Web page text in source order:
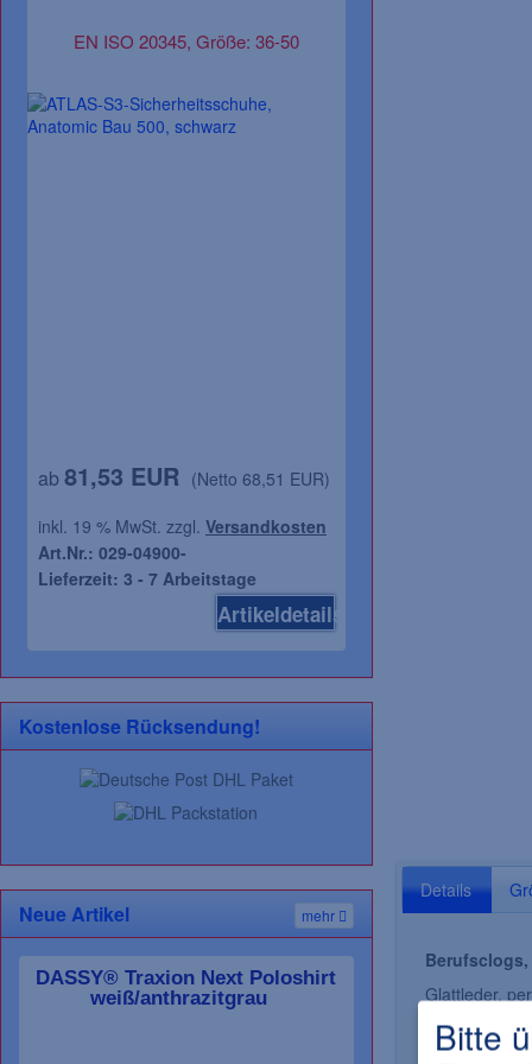
Bitte
Details
Berufsclogs,
Glattleder,
EN ISO 20345, Größe: 36-50
ab 81,53 EUR (Netto 68,51 EUR)
inkl. 19 % MwSt. zzgl. Versandkosten
Art.Nr.: 029-04900-
Lieferzeit: 3 - 7 Arbeitstage
Artikeldetails
Kostenlose Rücksendung!
mehr
Neue Artikel
DASSY® Traxion Next Poloshirt
weiß/anthrazitgrau